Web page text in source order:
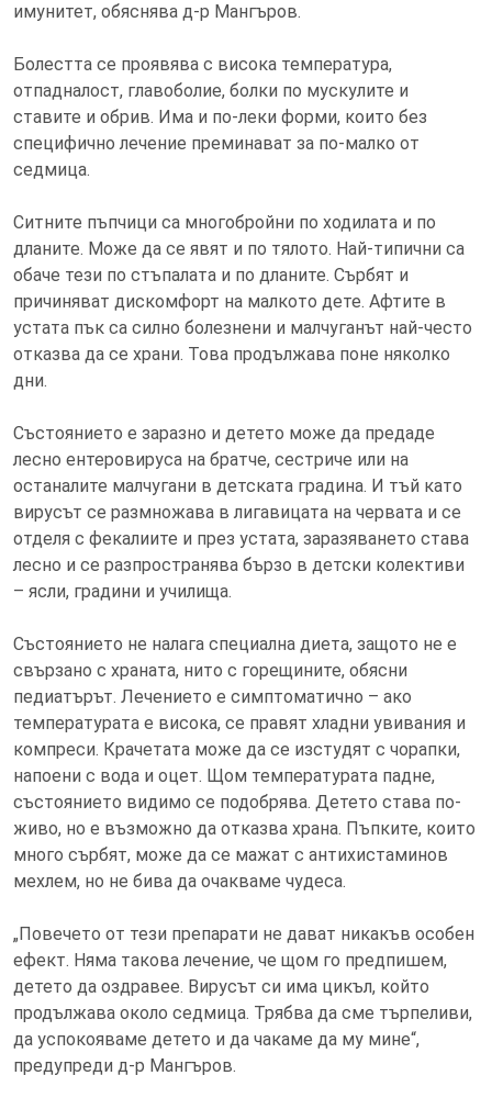
имунитет, обяснява д-р Мангъров.
Болестта се проявява с висока температура,
отпадналост, главоболие, болки по мускулите и
ставите и обрив. Има и по-леки форми, които без
специфично лечение преминават за по-малко от
седмица.
Ситните пъпчици са многобройни по ходилата и по
дланите. Може да се явят и по тялото. Най-типични са
обаче тези по стъпалата и по дланите. Сърбят и
причиняват дискомфорт на малкото дете. Афтите в
устата пък са силно болезнени и малчуганът най-често
отказва да се храни. Това продължава поне няколко
дни.
Състоянието е заразно и детето може да предаде
лесно ентеровируса на братче, сестриче или на
останалите малчугани в детската градина. И тъй като
вирусът се размножава в лигавицата на червата и се
отделя с фекалиите и през устата, заразяването става
лесно и се разпространява бързо в детски колективи
– ясли, градини и училища.
Състоянието не налага специална диета, защото не е
свързано с храната, нито с горещините, обясни
педиатърът. Лечението е симптоматично – ако
температурата е висока, се правят хладни увивания и
компреси. Крачетата може да се изстудят с чорапки,
напоени с вода и оцет. Щом температурата падне,
състоянието видимо се подобрява. Детето става по-
живо, но е възможно да отказва храна. Пъпките, които
много сърбят, може да се мажат с антихистаминов
мехлем, но не бива да очакваме чудеса.
„Повечето от тези препарати не дават никакъв особен
ефект. Няма такова лечение, че щом го предпишем,
детето да оздравее. Вирусът си има цикъл, който
продължава около седмица. Трябва да сме търпеливи,
да успокояваме детето и да чакаме да му мине“,
предупреди д-р Мангъров.